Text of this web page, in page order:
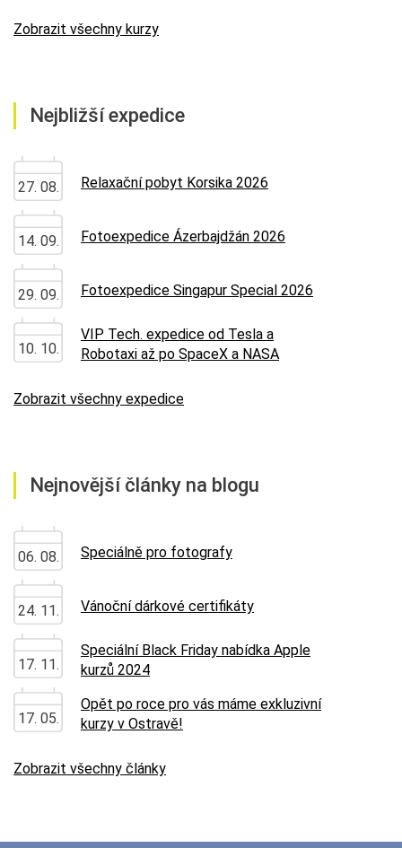
Zobrazit všechny kurzy
Nejbližší expedice
27. 08. Relaxační pobyt Korsika 2026
14. 09. Fotoexpedice Ázerbajdžán 2026
29. 09. Fotoexpedice Singapur Special 2026
10. 10.
VIP Tech. expedice od Tesla a
Robotaxi až po SpaceX a NASA
Zobrazit všechny expedice
Nejnovější články na blogu
06. 08. Speciálně pro fotografy
24. 11. Vánoční dárkové certifikáty
17. 11.
Speciální Black Friday nabídka Apple
kurzů 2024
17. 05.
Opět po roce pro vás máme exkluzivní
kurzy v Ostravě!
Zobrazit všechny články